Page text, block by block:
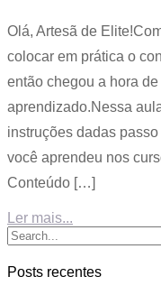
Olá, Artesã de
colocar em prática o
então chegou a hora
aprendizado.Nessa
instruções dadas
você aprendeu nos
Conteúdo […]
Ler mais...
Posts recentes